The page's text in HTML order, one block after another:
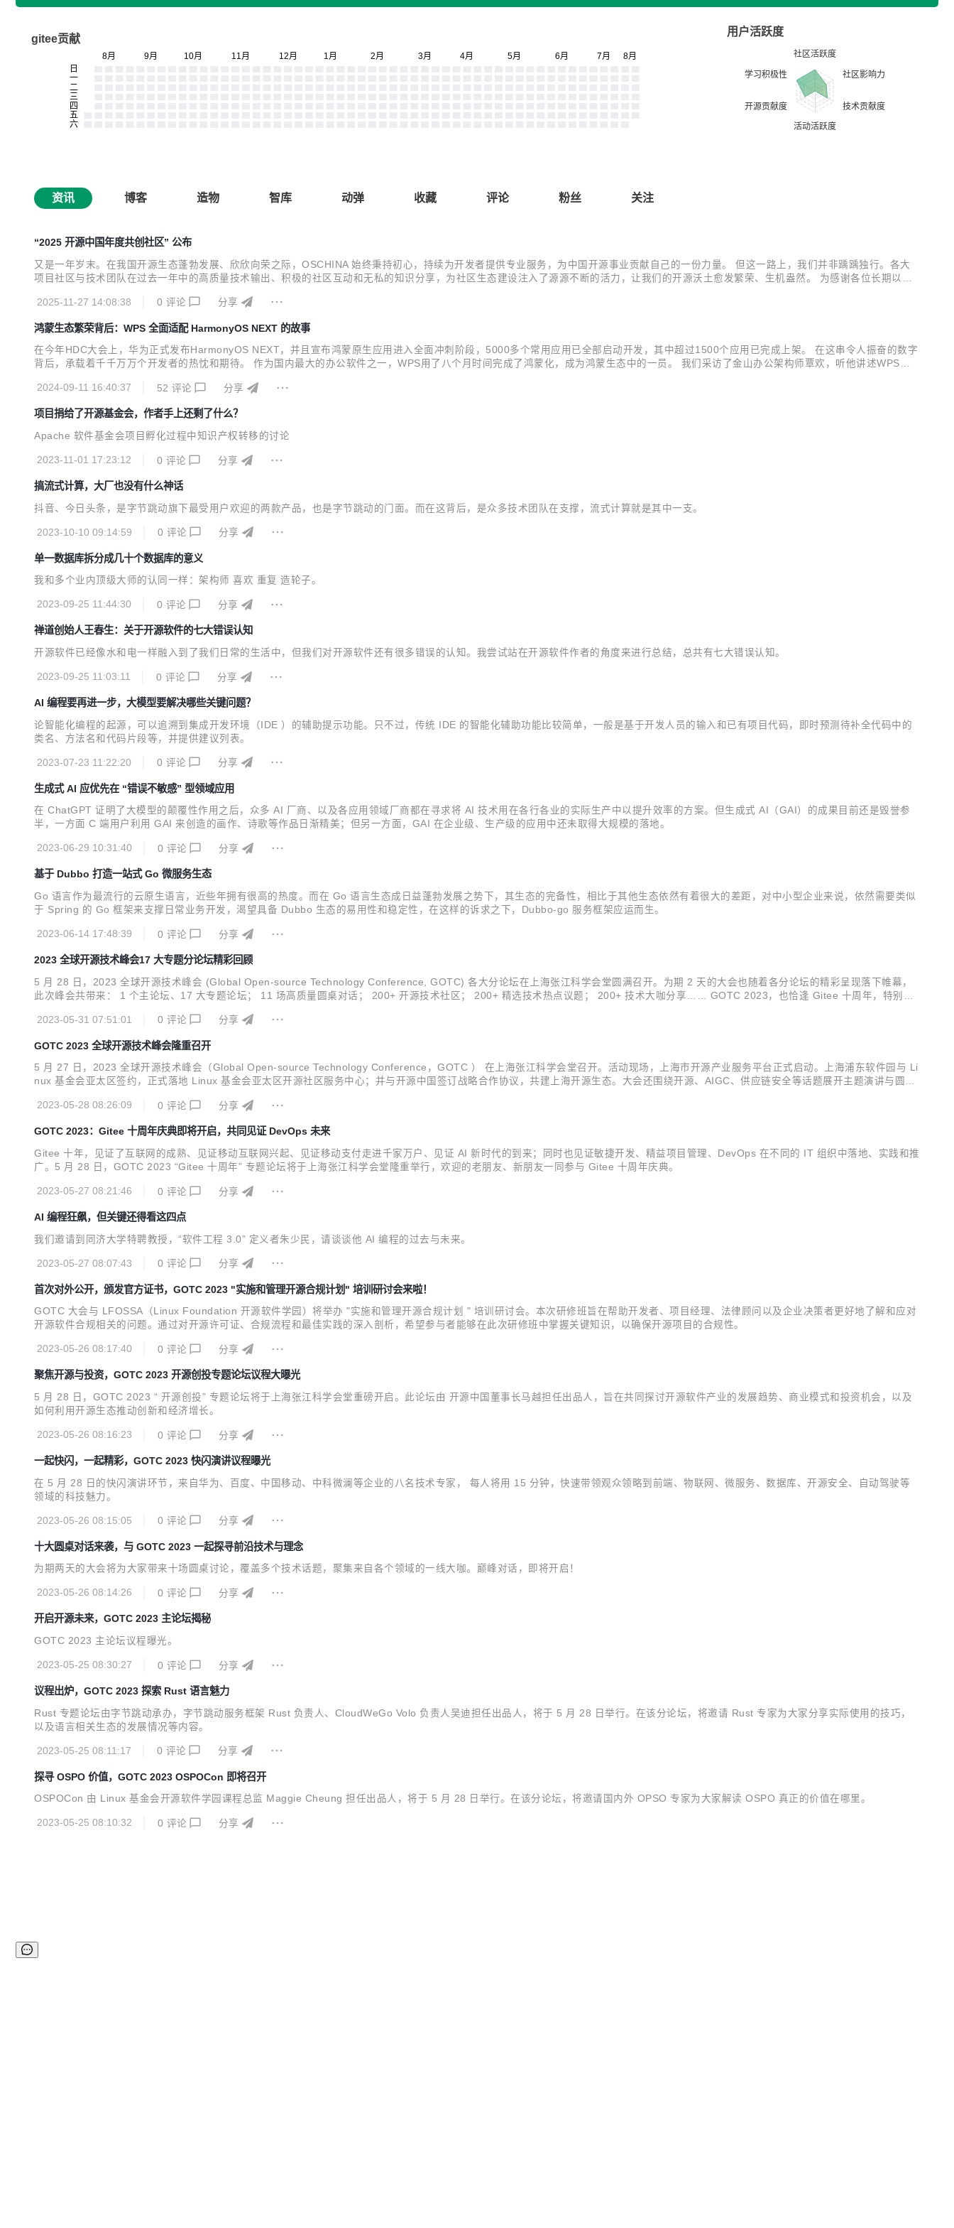
gitee贡献
用户活跃度
资讯 博客 造物 智库 动弹 收藏 评论 粉丝 关注
“2025 开源中国年度共创社区” 公布
又是一年岁末。在我国开源生态蓬勃发展、欣欣向荣之际，OSCHINA 始终秉持初心，持续为开发者提供专业服务，为中国开源事业贡献自己的一份力量。 但这一路上，我们并非踽踽独行。各大
项目社区与技术团队在过去一年中的高质量技术输出、积极的社区互动和无私的知识分享，为社区生态建设注入了源源不断的活力，让我们的开源沃土愈发繁荣、生机盎然。 为感谢各位长期以来
技术社区 AscentStream 阿里云大数据A...
2025-11-27 14:08:38 0 评论 分享
鸿蒙生态繁荣背后：WPS 全面适配 HarmonyOS NEXT 的故事
在今年HDC大会上，华为正式发布HarmonyOS NEXT，并且宣布鸿蒙原生应用进入全面冲刺阶段，5000多个常用应用已全部启动开发，其中超过1500个应用已完成上架。 在这串令人振奋的数字
背后，承载着千千万万个开发者的热忱和期待。 作为国内最大的办公软件之一，WPS用了八个月时间完成了鸿蒙化，成为鸿蒙生态中的一员。 我们采访了金山办公架构师覃欢，听他讲述WPS完
中，讨论WPS要不要鸿...
2024-09-11 16:40:37 52 评论 分享
项目捐给了开源基金会，作者手上还剩了什么？
Apache 软件基金会项目孵化过程中知识产权转移的讨论
2023-11-01 17:23:12 0 评论 分享
搞流式计算，大厂也没有什么神话
抖音、今日头条，是字节跳动旗下最受用户欢迎的两款产品，也是字节跳动的门面。而在这背后，是众多技术团队在支撑，流式计算就是其中一支。
2023-10-10 09:14:59 0 评论 分享
单一数据库拆分成几十个数据库的意义
我和多个业内顶级大师的认同一样：架构师 喜欢 重复 造轮子。
2023-09-25 11:44:30 0 评论 分享
禅道创始人王春生：关于开源软件的七大错误认知
开源软件已经像水和电一样融入到了我们日常的生活中，但我们对开源软件还有很多错误的认知。我尝试站在开源软件作者的角度来进行总结，总共有七大错误认知。
2023-09-25 11:03:11 0 评论 分享
AI 编程要再进一步，大模型要解决哪些关键问题？
论智能化编程的起源，可以追溯到集成开发环境（IDE ）的辅助提示功能。只不过，传统 IDE 的智能化辅助功能比较简单，一般是基于开发人员的输入和已有项目代码，即时预测待补全代码中的
类名、方法名和代码片段等，并提供建议列表。
2023-07-23 11:22:20 0 评论 分享
生成式 AI 应优先在 “错误不敏感” 型领域应用
在 ChatGPT 证明了大模型的颠覆性作用之后，众多 AI 厂商、以及各应用领域厂商都在寻求将 AI 技术用在各行各业的实际生产中以提升效率的方案。但生成式 AI（GAI）的成果目前还是毁誉参
半，一方面 C 端用户利用 GAI 来创造的画作、诗歌等作品日渐精美；但另一方面，GAI 在企业级、生产级的应用中还未取得大规模的落地。
2023-06-29 10:31:40 0 评论 分享
基于 Dubbo 打造一站式 Go 微服务生态
Go 语言作为最流行的云原生语言，近些年拥有很高的热度。而在 Go 语言生态成日益蓬勃发展之势下，其生态的完备性，相比于其他生态依然有着很大的差距，对中小型企业来说，依然需要类似
于 Spring 的 Go 框架来支撑日常业务开发，渴望具备 Dubbo 生态的易用性和稳定性，在这样的诉求之下，Dubbo-go 服务框架应运而生。
2023-06-14 17:48:39 0 评论 分享
2023 全球开源技术峰会17 大专题分论坛精彩回顾
5 月 28 日，2023 全球开源技术峰会 (Global Open-source Technology Conference, GOTC) 各大分论坛在上海张江科学会堂圆满召开。为期 2 天的大会也随着各分论坛的精彩呈现落下帷幕，
此次峰会共带来： 1 个主论坛、17 大专题论坛； 11 场高质量圆桌对话； 200+ 开源技术社区； 200+ 精选技术热点议题； 200+ 技术大咖分享…… GOTC 2023，也恰逢 Gitee 十周年，特别设
2023-05-31 07:51:01
0 评论 分享
GOTC 2023 全球开源技术峰会隆重召开
5 月 27 日，2023 全球开源技术峰会（Global Open-source Technology Conference，GOTC ） 在上海张江科学会堂召开。活动现场，上海市开源产业服务平台正式启动。上海浦东软件园与 Li
nux 基金会亚太区签约，正式落地 Linux 基金会亚太区开源社区服务中心；并与开源中国签订战略合作协议，共建上海开源生态。大会还围绕开源、AIGC、供应链安全等话题展开主题演讲与圆桌
2023-05-28 08:26:09
0 评论 分享
GOTC 2023：Gitee 十周年庆典即将开启，共同见证 DevOps 未来
Gitee 十年，见证了互联网的成熟、见证移动互联网兴起、见证移动支付走进千家万户、见证 AI 新时代的到来；同时也见证敏捷开发、精益项目管理、DevOps 在不同的 IT 组织中落地、实践和推
广。5 月 28 日，GOTC 2023 “Gitee 十周年” 专题论坛将于上海张江科学会堂隆重举行，欢迎的老朋友、新朋友一同参与 Gitee 十周年庆典。
2023-05-27 08:21:46 0 评论 分享
AI 编程狂飙，但关键还得看这四点
我们邀请到同济大学特聘教授，“软件工程 3.0” 定义者朱少民，请谈谈他 AI 编程的过去与未来。
2023-05-27 08:07:43 0 评论 分享
首次对外公开，颁发官方证书，GOTC 2023 "实施和管理开源合规计划" 培训研讨会来啦！
GOTC 大会与 LFOSSA（Linux Foundation 开源软件学园）将举办 "实施和管理开源合规计划 " 培训研讨会。本次研修班旨在帮助开发者、项目经理、法律顾问以及企业决策者更好地了解和应对
开源软件合规相关的问题。通过对开源许可证、合规流程和最佳实践的深入剖析，希望参与者能够在此次研修班中掌握关键知识，以确保开源项目的合规性。
2023-05-26 08:17:40 0 评论 分享
聚焦开源与投资，GOTC 2023 开源创投专题论坛议程大曝光
5 月 28 日，GOTC 2023 “ 开源创投” 专题论坛将于上海张江科学会堂重磅开启。此论坛由 开源中国董事长马越担任出品人，旨在共同探讨开源软件产业的发展趋势、商业模式和投资机会，以及
如何利用开源生态推动创新和经济增长。
2023-05-26 08:16:23 0 评论 分享
一起快闪，一起精彩，GOTC 2023 快闪演讲议程曝光
在 5 月 28 日的快闪演讲环节，来自华为、百度、中国移动、中科微澜等企业的八名技术专家， 每人将用 15 分钟，快速带领观众领略到前端、物联网、微服务、数据库、开源安全、自动驾驶等
领域的科技魅力。
2023-05-26 08:15:05 0 评论 分享
十大圆桌对话来袭，与 GOTC 2023 一起探寻前沿技术与理念
为期两天的大会将为大家带来十场圆桌讨论，覆盖多个技术话题，聚集来自各个领域的一线大咖。巅峰对话，即将开启！
2023-05-26 08:14:26 0 评论 分享
开启开源未来，GOTC 2023 主论坛揭秘
GOTC 2023 主论坛议程曝光。
2023-05-25 08:30:27 0 评论 分享
议程出炉，GOTC 2023 探索 Rust 语言魅力
Rust 专题论坛由字节跳动承办，字节跳动服务框架 Rust 负责人、CloudWeGo Volo 负责人吴迪担任出品人，将于 5 月 28 日举行。在该分论坛，将邀请 Rust 专家为大家分享实际使用的技巧，
以及语言相关生态的发展情况等内容。
2023-05-25 08:11:17 0 评论 分享
探寻 OSPO 价值，GOTC 2023 OSPOCon 即将召开
OSPOCon 由 Linux 基金会开源软件学园课程总监 Maggie Cheung 担任出品人，将于 5 月 28 日举行。在该分论坛，将邀请国内外 OPSO 专家为大家解读 OSPO 真正的价值在哪里。
2023-05-25 08:10:32 0 评论 分享